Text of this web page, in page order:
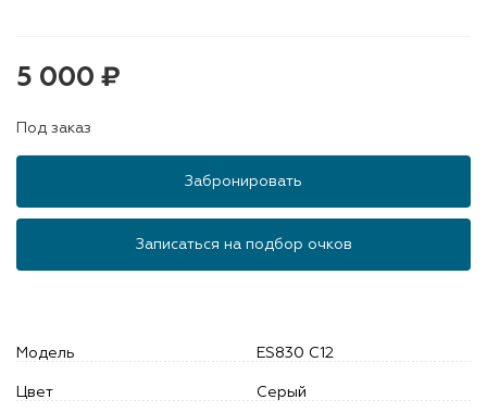
5 000 ₽
Под заказ
Забронировать
Записаться на подбор очков
Модель ES830 C12
Цвет Серый